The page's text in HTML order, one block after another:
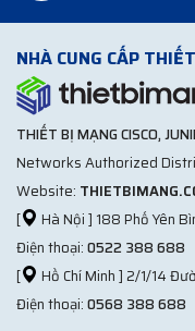
NHÀ CUNG CẤP
THIẾT BỊ MẠNG CISCO,
Networks Authorized
Website:
[
Hà Nội ] 188 Phố Yên
Điện thoại:0522 388 688
[
Hồ Chí Minh ] 2/1/14
Điện thoại:0568 388 688